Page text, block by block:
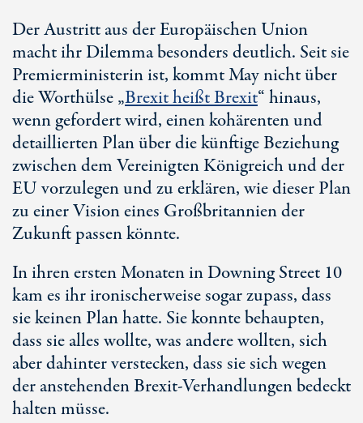
Der Austritt aus der Europäischen Union
macht ihr Dilemma besonders deutlich. Seit sie
Premierministerin ist, kommt May nicht über
die Worthülse „Brexit heißt Brexit“ hinaus,
wenn gefordert wird, einen kohärenten und
detaillierten Plan über die künftige Beziehung
zwischen dem Vereinigten Königreich und der
EU vorzulegen und zu erklären, wie dieser Plan
zu einer Vision eines Großbritannien der
Zukunft passen könnte.
In ihren ersten Monaten in Downing Street 10
kam es ihr ironischerweise sogar zupass, dass
sie keinen Plan hatte. Sie konnte behaupten,
dass sie alles wollte, was andere wollten, sich
aber dahinter verstecken, dass sie sich wegen
der anstehenden Brexit-Verhandlungen bedeckt
halten müsse.